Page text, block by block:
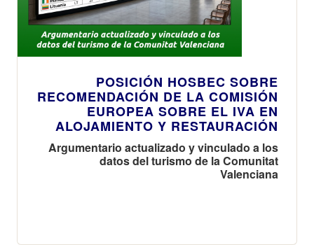
POSICIÓN HOSBEC SOBRE
RECOMENDACIÓN DE LA COMISIÓN
EUROPEA SOBRE EL IVA EN
ALOJAMIENTO Y RESTAURACIÓN
Argumentario actualizado y vinculado a los
datos del turismo de la Comunitat
Valenciana